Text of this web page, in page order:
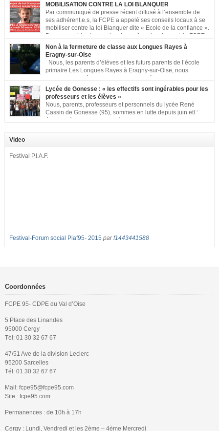
MOBILISATION CONTRE LA LOI BLANQUER
Par communiqué de presse récent diffusé à l’ensemble de
ses adhérent.e.s, la FCPE a appelé ses conseils locaux à se
mobiliser contre la loi Blanquer dite « Ecole de la confiance ».
Pour vous aider à organiser les actions localement, la FCPE
met à votre disposition ce kit de mobilisation comprenant : 1 affiche
appelant […]
Non à la fermeture de classe aux Longues Rayes à
Eragny-sur-Oise
Nous, les parents d’élèves et les futurs parents de l’école
primaire Les Longues Rayes à Eragny-sur-Oise, nous
signons cette pétition pour dire « NON à la fermeture de
classe aux Longues Rayes ». Non à la dégradation continue des conditions
d’accueil et d’apprentissage de nos enfants à l’école primaire. Chaque
enfant a droit à […]
Lycée de Gonesse : « les effectifs sont ingérables pour les
professeurs et les élèves »
Nous, parents, professeurs et personnels du lycée René
Cassin de Gonesse (95), sommes en lutte depuis juin etl ‘
équipe pédagogique en grève depuis le vendredi 2
nombreuses classes de première et […]
Video
Festival P.I.A.F.
Festival-Forum social Piaf95- 2015 parf1443441588
Coordonnées
FCPE 95- CDPE du Val d’Oise
5 Place des Linandes
95000 Cergy
Tél: 01 30 32 67 67
47/51 Ave de la division Leclerc
95200 Sarcelles
Tél: 01 30 32 67 67
Mail: fcpe95@fcpe95.com
Site : fcpe95.com
Permanences : de 10h à 17h
Cergy : Lundi, Vendredi et les 2ème – 4ème Mercredi